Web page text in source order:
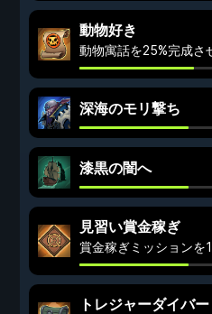
動物好き
動物寓話を25%完成さ
深海のモリ撃ち
漆黒の闇へ
見習い賞金稼ぎ
賞金稼ぎミッションを
トレジャーダイバー